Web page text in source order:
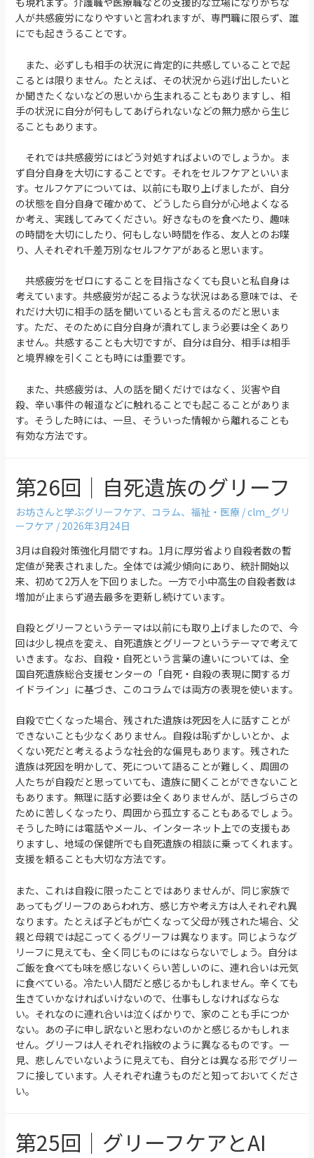
人が共感疲労になりやすいと言われますが、専門職に限らず、誰
にでも起きうることです。
また、必ずしも相手の状況に肯定的に共感していることで起
こるとは限りません。たとえば、その状況から逃げ出したいと
か聞きたくないなどの思いから生まれることもありますし、相
手の状況に自分が何もしてあげられないなどの無力感から生じ
ることもあります。
それでは共感疲労にはどう対処すればよいのでしょうか。ま
ず自分自身を大切にすることです。それをセルフケアといいま
す。セルフケアについては、以前にも取り上げましたが、自分
の状態を自分自身で確かめて、どうしたら自分が心地よくなる
か考え、実践してみてください。好きなものを食べたり、趣味
の時間を大切にしたり、何もしない時間を作る、友人とのお喋
り、人それぞれ千差万別なセルフケアがあると思います。
共感疲労をゼロにすることを目指さなくても良いと私自身は
考えています。共感疲労が起こるような状況はある意味では、そ
れだけ大切に相手の話を聞いているとも言えるのだと思いま
す。ただ、そのために自分自身が潰れてしまう必要は全くあり
ません。共感することも大切ですが、自分は自分、相手は相手
と境界線を引くことも時には重要です。
また、共感疲労は、人の話を聞くだけではなく、災害や自
殺、辛い事件の報道などに触れることでも起こることがありま
す。そうした時には、一旦、そういった情報から離れることも
有効な方法です。
第26回｜自死遺族のグリーフ
お坊さんと学ぶグリーフケア、 コラム、 福祉・医療/clm_グリ
ーフケア / 2026年3月24日
3月は自殺対策強化月間ですね。1月に厚労省より自殺者数の暫
定値が発表されました。全体では減少傾向にあり、統計開始以
来、初めて2万人を下回りました。一方で小中高生の自殺者数は
増加が止まらず過去最多を更新し続けています。
自殺とグリーフというテーマは以前にも取り上げましたので、今
回は少し視点を変え、自死遺族とグリーフというテーマで考えて
いきます。なお、自殺・自死という言葉の違いについては、全
国自死遺族総合支援センターの「自死・自殺の表現に関するガ
イドライン」に基づき、このコラムでは両方の表現を使います。
自殺で亡くなった場合、残された遺族は死因を人に話すことが
できないことも少なくありません。自殺は恥ずかしいとか、よ
くない死だと考えるような社会的な偏見もあります。残された
遺族は死因を明かして、死について語ることが難しく、周囲の
人たちが自殺だと思っていても、遺族に聞くことができないこと
もあります。無理に話す必要は全くありませんが、話しづらさの
ために苦しくなったり、周囲から孤立することもあるでしょう。
そうした時には電話やメール、インターネット上での支援もあ
りますし、地域の保健所でも自死遺族の相談に乗ってくれます。
支援を頼ることも大切な方法です。
また、これは自殺に限ったことではありませんが、同じ家族で
あってもグリーフのあらわれ方、感じ方や考え方は人それぞれ異
なります。たとえば子どもが亡くなって父母が残された場合、父
親と母親では起こってくるグリーフは異なります。同じようなグ
リーフに見えても、全く同じものにはならないでしょう。自分は
ご飯を食べても味を感じないくらい苦しいのに、連れ合いは元気
に食べている。冷たい人間だと感じるかもしれません。辛くても
生きていかなければいけないので、仕事もしなければならな
い。それなのに連れ合いは泣くばかりで、家のことも手につか
ない。あの子に申し訳ないと思わないのかと感じるかもしれま
せん。グリーフは人それぞれ指紋のように異なるものです。一
見、悲しんでいないように見えても、自分とは異なる形でグリー
フに接しています。人それぞれ違うものだと知っておいてくださ
い。
第25回｜グリーフケアとAI